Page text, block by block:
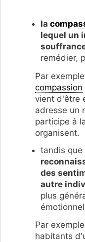
la
lequel un
remédier,
Par
compassion
vient d'être
adresse un
participe à
organisent.
tandis que
des
autre
plus
Par
habitants